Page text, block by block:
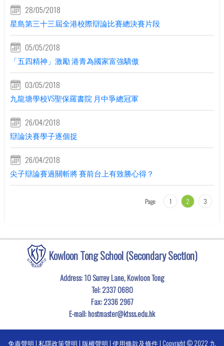
28/05/2018
星島第三十三屆全港校際辯論比賽總決賽片段
05/05/2018
「五四精神」激勵 港青為國家富強驕傲
03/05/2018
九龍塘學校VS聖保羅書院 月中爭總冠軍
26/04/2018
辯論決賽學子逐個捉
26/04/2018
尖子辯論賽過關斬將 賽前台上有致勝心得？
Page: 1 2 3
Kowloon Tong School (Secondary Section)
Address: 10 Surrey Lane, Kowloon Tong
Tel:2337 0680
Fax:2336 2967
E-mail:hostmaster@ktsss.edu.hk
免責聲明 | 私隱政策聲明 | 版權聲明 | 使用條款及條件 | Copyright © 2022 九